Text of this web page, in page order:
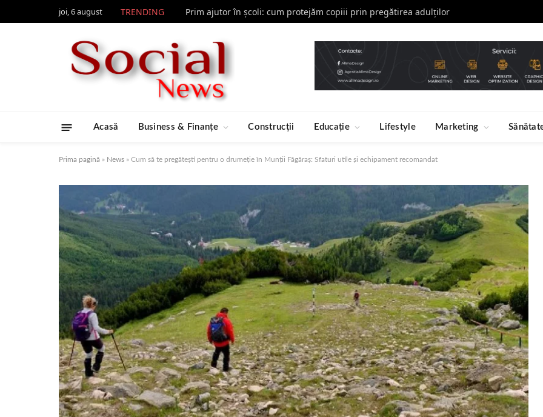
joi, 6 august TRENDING Prim ajutor în școli: cum protejăm copiii prin pregătirea adulților
Acasă Business & Finanțe Construcții Educație Lifestyle Marketing
Prima pagină » News » Cum să te pregătești pentru o drumeție în Munții Făgăraș: Sfaturi utile și echipament recomandat